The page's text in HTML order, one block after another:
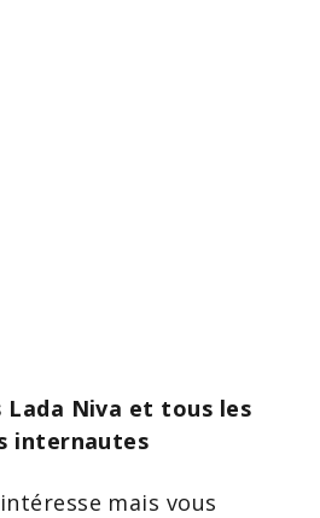
Lada Niva et tous les
internautes
mais vous